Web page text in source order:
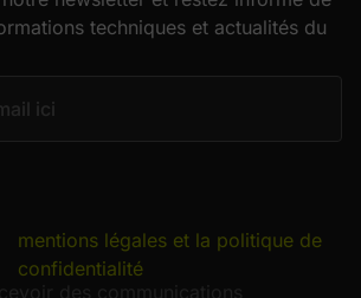
techniques et actualités du
mentions légales et la politique de
confidentialité